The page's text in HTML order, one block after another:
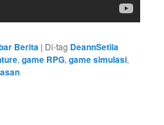
Berita | Di-tag DeannSetiia
,game RPG,game simulasi,